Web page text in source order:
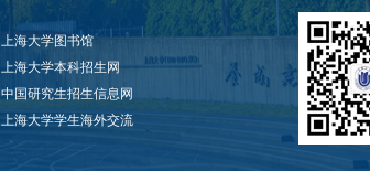
上海大学图书馆
上海大学本科招生网
中国研究生招生信息网
上海大学学生海外交流